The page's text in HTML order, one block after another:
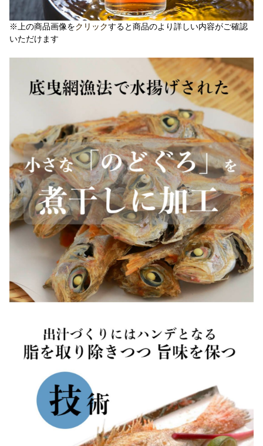
※上の商品画像をクリックすると商品のより詳しい内容がご確認
いただけます